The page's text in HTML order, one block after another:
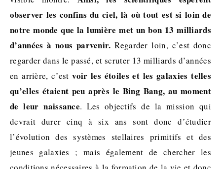
observer les confins du ciel, là où tout est si loin de
notre monde que la lumière met un bon 13 milliards
d’années à nous parvenir. Regarder loin, c’est donc
regarder dans le passé, et scruter 13 milliards d’années
en arrière, c’estvoir les étoiles et les galaxies telles
qu’elles étaient peu après le Bing Bang, au moment
de leur naissance. Les objectifs de la mission qui
devrait durer cinq à six ans sont donc d’étudier
l’évolution des systèmes stellaires primitifs et des
jeunes galaxies ; mais également de chercher les